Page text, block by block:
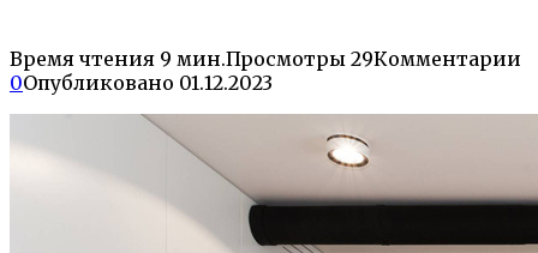
Время чтения 9 мин.Просмотры 29Комментарии
0Опубликовано 01.12.2023